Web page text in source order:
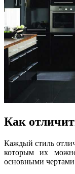
Как
Каждый стиль
которым их
основными чертами